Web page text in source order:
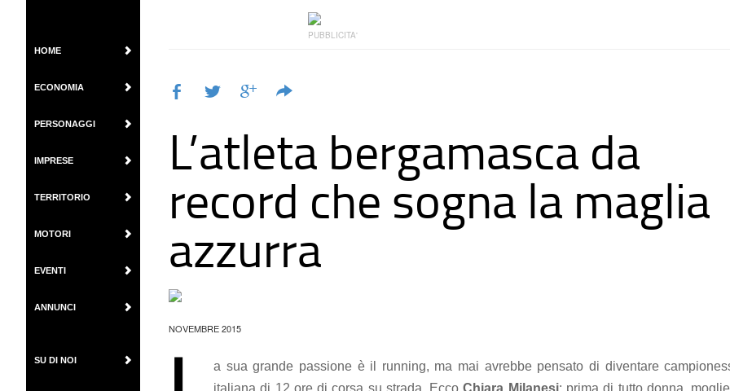
HOME
ECONOMIA
PERSONAGGI
IMPRESE
TERRITORIO
MOTORI
EVENTI
ANNUNCI
SU DI NOI
PUBBLICITA'
L’atleta bergamasca da
record che sogna la maglia
azzurra
NOVEMBRE 2015
a sua grande passione è il running, ma mai avrebbe pensato di diventare
italiana di 12 ore di corsa su strada. EccoChiara Milanesi: prima di tutto donna,